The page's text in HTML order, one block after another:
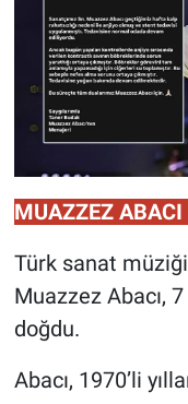
MUAZZEZ
Türk sanat
Muazzez Abacı, 7
doğdu.
Abacı, 1970’li